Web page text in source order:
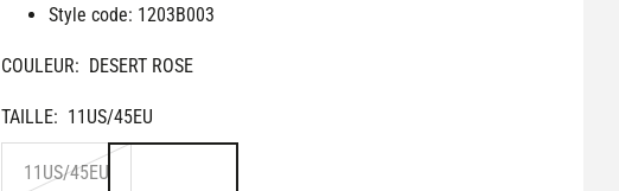
Style code: 1203B003
COULEUR: DESERT ROSE
TAILLE: 11US/45EU
11US/45EU